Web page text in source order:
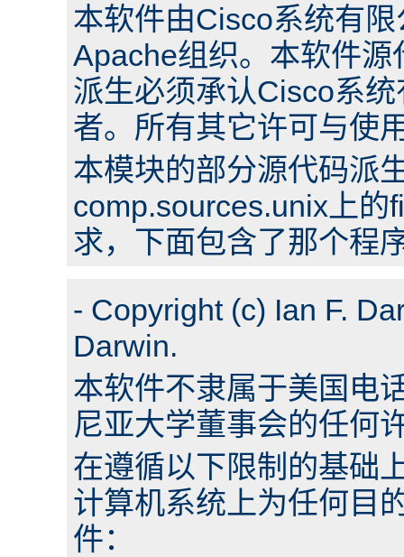
本软件由Cisco系统有
Apache组织。本软件
派生必须承认Cisco系
者。所有其它许可与使
本模块的部分源代码派
comp.sources.unix上
求，下面包含了那个程
- Copyright (c) Ian F.
Darwin.
本软件不隶属于美国电
尼亚大学董事会的任何
在遵循以下限制的基础
计算机系统上为任何目
件：